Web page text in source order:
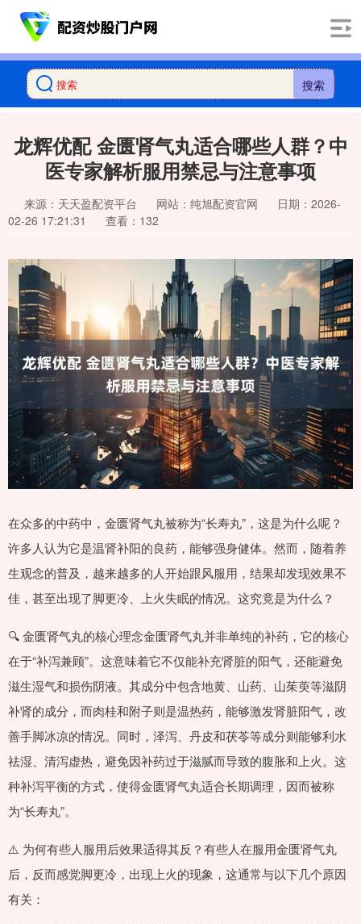
搜索
龙辉优配 金匮肾气丸适合哪些人群？中
医专家解析服用禁忌与注意事项
来源：天天盈配资平台 网站：纯旭配资官网
日期：2026-
02-26 17:21:31
查看：132
在众多的中药中，金匮肾气丸被称为“长寿丸”，这是为什么呢？
许多人认为它是温肾补阳的良药，能够强身健体。然而，随着养
生观念的普及，越来越多的人开始跟风服用，结果却发现效果不
佳，甚至出现了脚更冷、上火失眠的情况。这究竟是为什么？
🔍 金匮肾气丸的核心理念金匮肾气丸并非单纯的补药，它的核心
在于“补泻兼顾”。这意味着它不仅能补充肾脏的阳气，还能避免
滋生湿气和损伤阴液。其成分中包含地黄、山药、山茱萸等滋阴
补肾的成分，而肉桂和附子则是温热药，能够激发肾脏阳气，改
善手脚冰凉的情况。同时，泽泻、丹皮和茯苓等成分则能够利水
祛湿、清泻虚热，避免因补药过于滋腻而导致的腹胀和上火。这
种补泻平衡的方式，使得金匮肾气丸适合长期调理，因而被称
为“长寿丸”。
⚠️ 为何有些人服用后效果适得其反？有些人在服用金匮肾气丸
后，反而感觉脚更冷，出现上火的现象，这通常与以下几个原因
有关：